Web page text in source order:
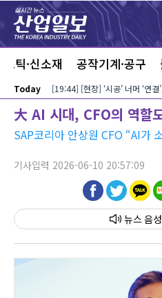
본문 바로가기
틱·신소재 공작기계·공구
Today
大 AI 시대, CFO의 역할
SAP코리아 안상원 CFO “AI가
기사입력 2026-06-10 20:57:09
뉴스 음성